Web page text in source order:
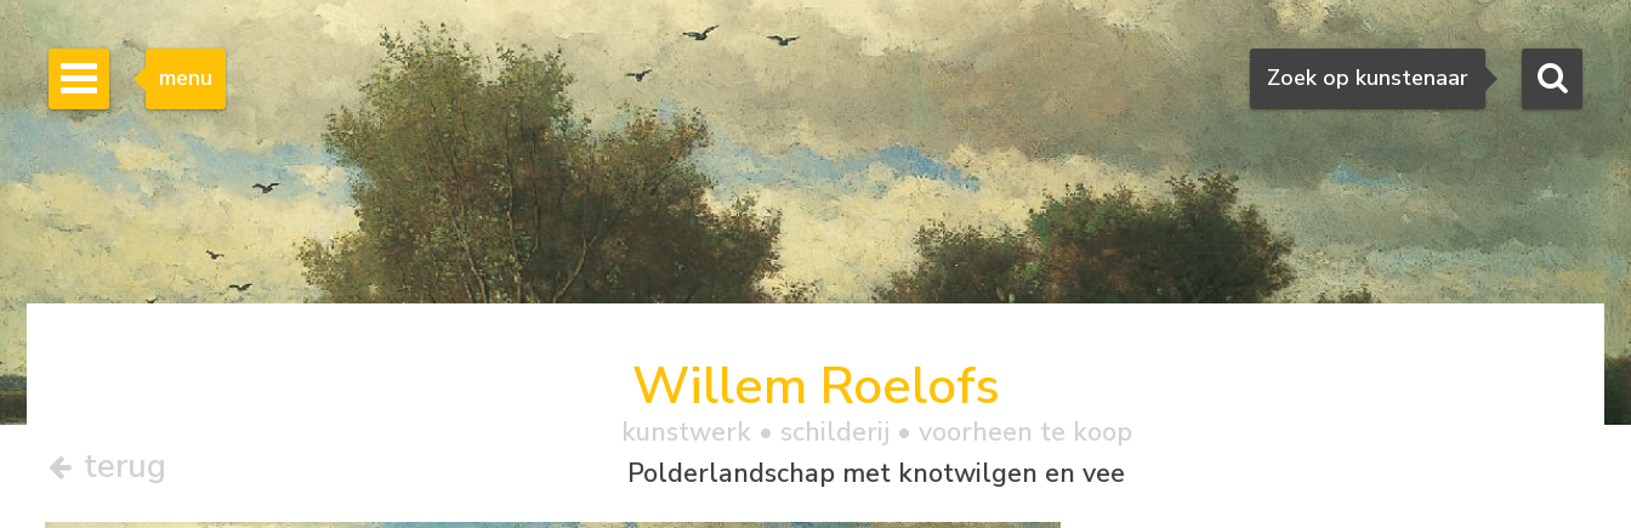
Zoeken
Zoek op kunstenaar
menu
terug
Willem Roelofs
kunstwerk • schilderij • voorheen te koop
Polderlandschap met knotwilgen en vee